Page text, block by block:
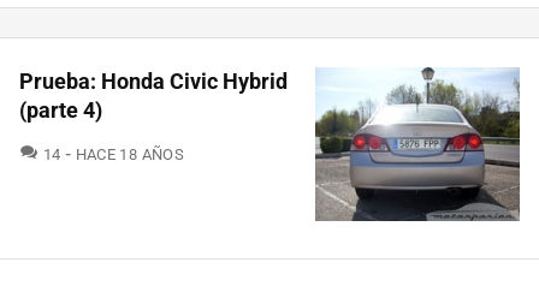
Prueba: Honda Civic Hybrid
(parte 4)
14 COMENTARIOS
HACE 18 AÑOS